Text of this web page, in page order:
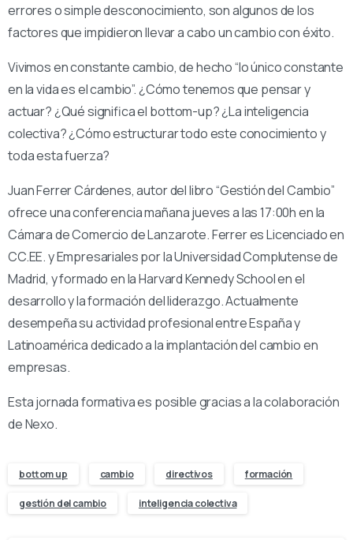
errores o simple desconocimiento, son algunos de los
factores que impidieron llevar a cabo un cambio con éxito.
Vivimos en constante cambio, de hecho “lo único constante
en la vida es el cambio”. ¿Cómo tenemos que pensar y
actuar? ¿Qué significa el bottom-up? ¿La inteligencia
colectiva? ¿Cómo estructurar todo este conocimiento y
toda esta fuerza?
Juan Ferrer Cárdenes, autor del libro “Gestión del Cambio”
ofrece una conferencia mañana jueves a las 17:00h en la
Cámara de Comercio de Lanzarote. Ferrer es Licenciado en
CC.EE. y Empresariales por la Universidad Complutense de
Madrid, y formado en la Harvard Kennedy School en el
desarrollo y la formación del liderazgo. Actualmente
desempeña su actividad profesional entre España y
Latinoamérica dedicado a la implantación del cambio en
empresas.
Esta jornada formativa es posible gracias a la colaboración
de Nexo.
bottom up cambio directivos formación
gestión del cambio inteligencia colectiva